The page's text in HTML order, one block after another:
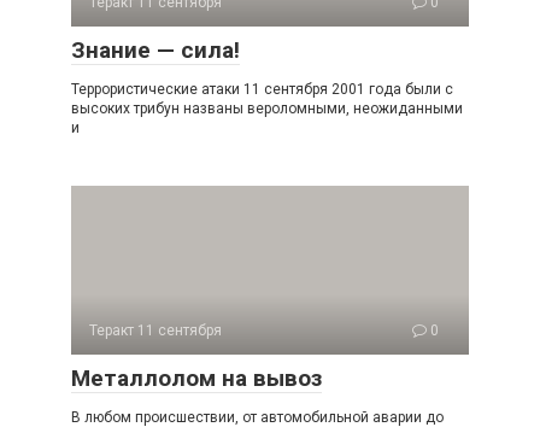
Знание — сила!
Террористические атаки 11 сентября 2001 года были с
высоких трибун названы вероломными, неожиданными
и
Теракт 11 сентября 0
Металлолом на вывоз
В любом происшествии, от автомобильной аварии до